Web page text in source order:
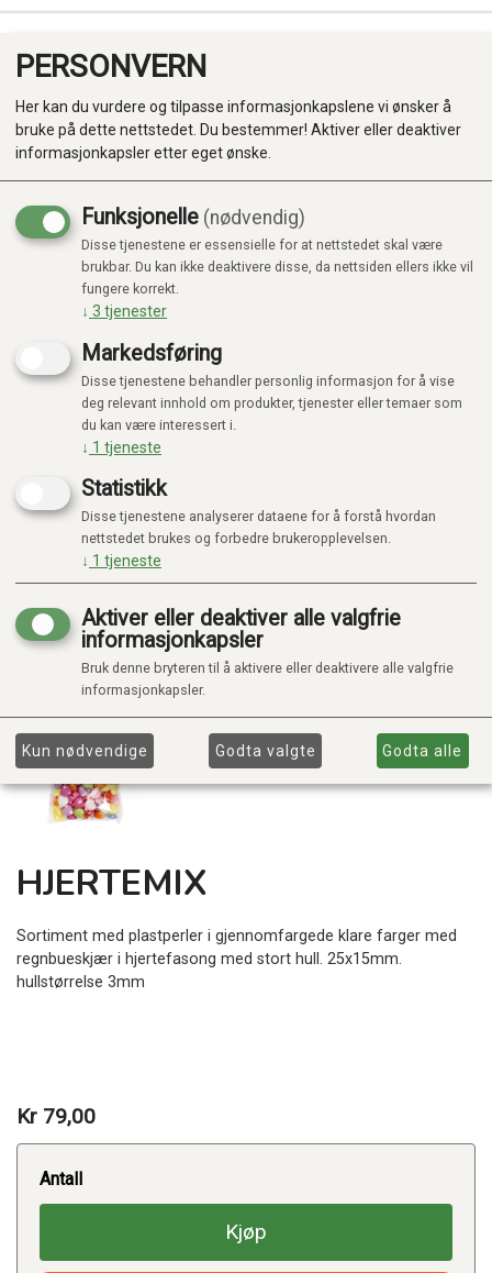
Produkter
Kategorier
HJERTEMIX
Sortiment med plastperler i gjennomfargede klare farger med
regnbueskjær i hjertefasong med stort hull. 25x15mm.
hullstørrelse 3mm
Kr 79,00
Antall
Kjøp
PERSONVERN
Her kan du vurdere og tilpasse informasjonkapslene vi ønsker å
bruke på dette nettstedet. Du bestemmer! Aktiver eller deaktiver
informasjonkapsler etter eget ønske.
Funksjonelle (nødvendig)
Disse tjenestene er essensielle for at nettstedet skal være
brukbar. Du kan ikke deaktivere disse, da nettsiden ellers ikke vil
fungere korrekt.
↓ 3 tjenester
Markedsføring
Disse tjenestene behandler personlig informasjon for å vise
deg relevant innhold om produkter, tjenester eller temaer som
du kan være interessert i.
↓ 1 tjeneste
Statistikk
Disse tjenestene analyserer dataene for å forstå hvordan
nettstedet brukes og forbedre brukeropplevelsen.
↓ 1 tjeneste
Aktiver eller deaktiver alle valgfrie
informasjonkapsler
Bruk denne bryteren til å aktivere eller deaktivere alle valgfrie
informasjonkapsler.
Kun nødvendige Godta valgte Godta alle